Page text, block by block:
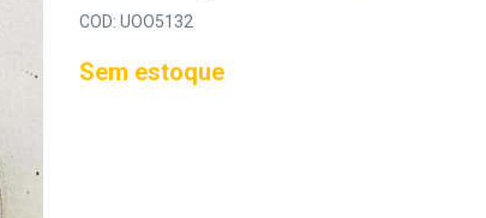
COD: UOO5132
Sem estoque